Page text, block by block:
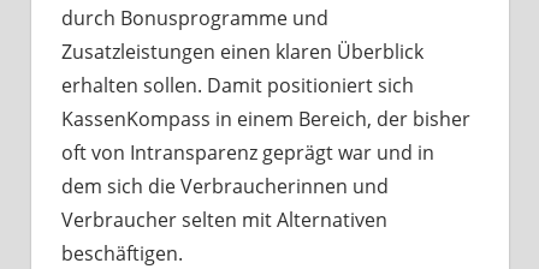
durch Bonusprogramme und
Zusatzleistungen einen klaren Überblick
erhalten sollen. Damit positioniert sich
KassenKompass in einem Bereich, der bisher
oft von Intransparenz geprägt war und in
dem sich die Verbraucherinnen und
Verbraucher selten mit Alternativen
beschäftigen.